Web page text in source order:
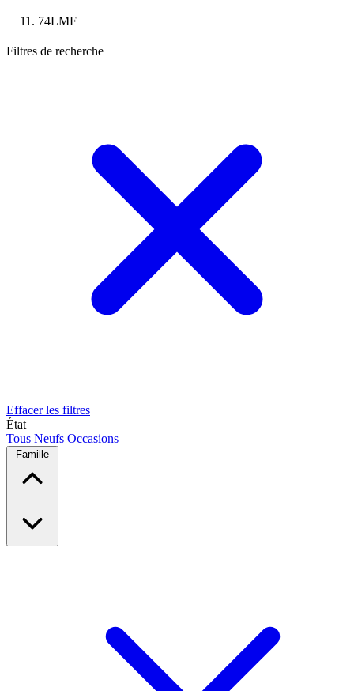
74LMF
Filtres de recherche
Effacer les filtres
État
Tous Neufs Occasions
Famille